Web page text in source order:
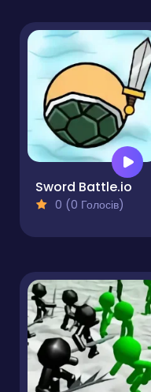
Sword Battle.io
0 (0 Голосів)